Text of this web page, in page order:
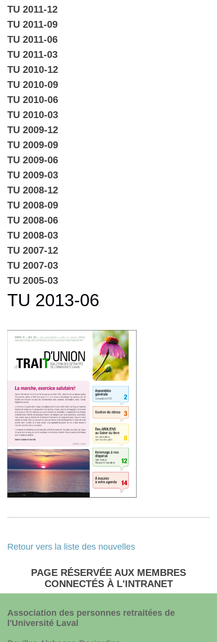
TU 2011-12
TU 2011-09
TU 2011-06
TU 2011-03
TU 2010-12
TU 2010-09
TU 2010-06
TU 2010-03
TU 2009-12
TU 2009-09
TU 2009-06
TU 2009-03
TU 2008-12
TU 2008-09
TU 2008-06
TU 2008-03
TU 2007-12
TU 2007-03
TU 2005-03
TU 2013-06
Retour vers la liste des nouvelles
PAGE RÉSERVÉE AUX MEMBRES
CONNECTÉS À L'INTRANET
Association des personnes retraitées de
l'Université Laval